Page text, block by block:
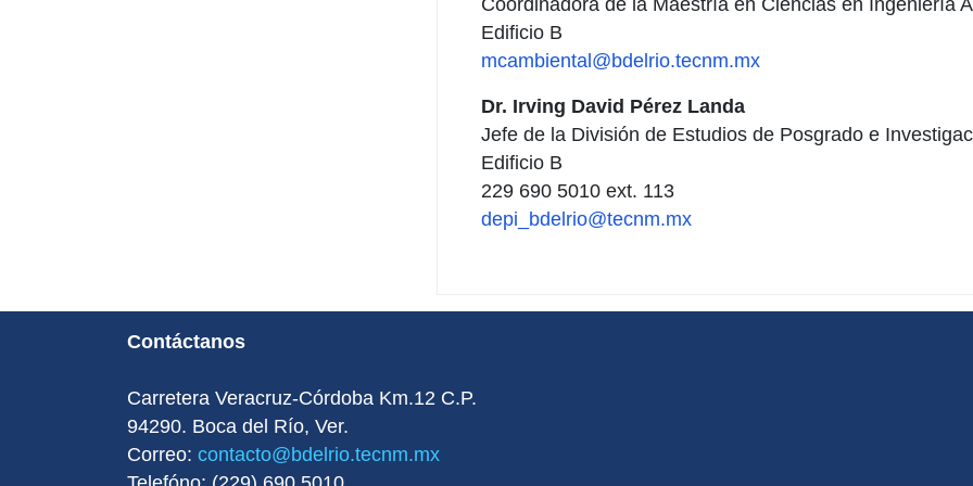
Coordinadora de la Maestría en Ciencias en Ingeniería
Edificio B
mcambiental@bdelrio.tecnm.mx
Dr. Irving David Pérez Landa
Jefe de la División de Estudios de Posgrado e
Edificio B
229 690 5010 ext. 113
depi_bdelrio@tecnm.mx
Contáctanos
Carretera Veracruz-Córdoba Km.12 C.P.
94290. Boca del Rí­o, Ver.
Correo: contacto@bdelrio.tecnm.mx